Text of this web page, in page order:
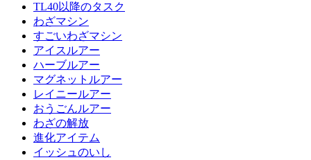
TL40以降のタスク
わざマシン
すごいわざマシン
アイスルアー
ハーブルアー
マグネットルアー
レイニールアー
おうごんルアー
わざの解放
進化アイテム
イッシュのいし